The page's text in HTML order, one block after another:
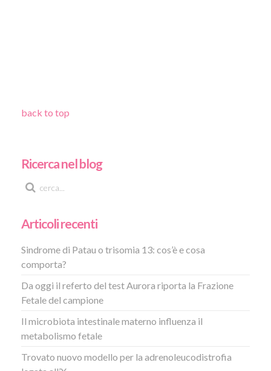
back to top
Ricerca nel blog
Articoli recenti
Sindrome di Patau o trisomia 13: cos’è e cosa
comporta?
Da oggi il referto del test Aurora riporta la Frazione
Fetale del campione
Il microbiota intestinale materno influenza il
metabolismo fetale
Trovato nuovo modello per la adrenoleucodistrofia